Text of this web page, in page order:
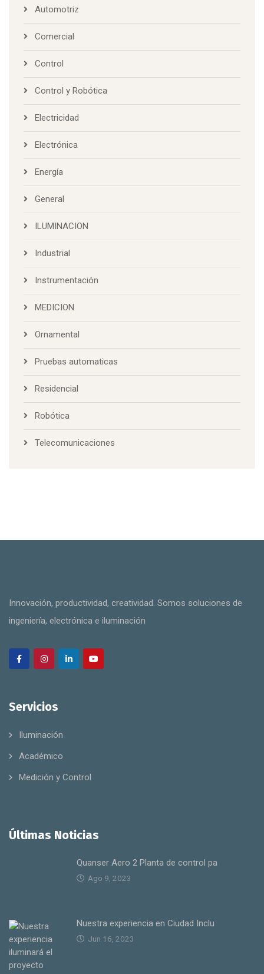
Automotriz
Comercial
Control
Control y Robótica
Electricidad
Electrónica
Energía
General
ILUMINACION
Industrial
Instrumentación
MEDICION
Ornamental
Pruebas automaticas
Residencial
Robótica
Telecomunicaciones
Innovación, productividad, creatividad. Somos soluciones de
ingeniería, electrónica e iluminación
Servicios
Iluminación
Académico
Medición y Control
Últimas Noticias
Quanser Aero 2 Planta de control pa
Ago 9, 2023
Nuestra experiencia en Ciudad Inclu
Jun 16, 2023